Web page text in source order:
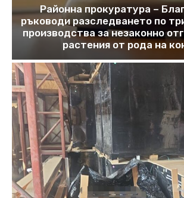
Районна прокуратура –
ръководи разследването по
производства за незаконно
растения от рода на